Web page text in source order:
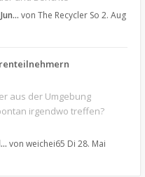
von The Recycler So 2. Aug
aus der Umgebung
irgendwo treffen?
von weichei65 Di 28. Mai